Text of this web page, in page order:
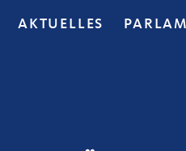
AKTUELLES